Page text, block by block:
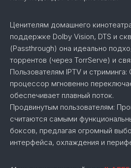
Ценителям домашнего
поддержке Dolby Vision, DTS и
(Passthrough) она идеально
торрентов (через TorrServe) и
Пользователям IPTV и
процессор мгновенно
обеспечивает плавный поток.
Продвинутым пользователям:
считаются самыми
боксов, предлагая огромный
интерфейса, охлаждения и